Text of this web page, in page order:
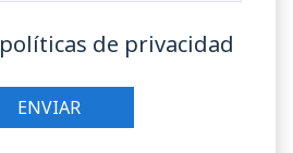
políticas de privacidad